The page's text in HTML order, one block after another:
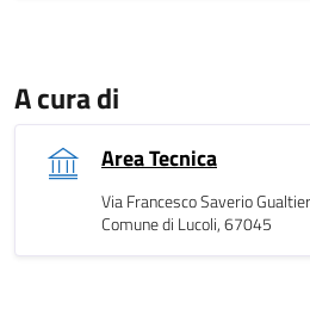
A cura di
Area Tecnica
Via Francesco Saverio
Comune di Lucoli, 67045